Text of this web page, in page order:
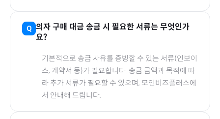
의자구매 대금 송금 시 필요한 서류는 무엇인가
요?
기본적으로 송금 사유를 증빙할 수 있는 서류(인보이
스, 계약서 등)가 필요합니다. 송금 금액과 목적에 따
라 추가 서류가 필요할 수 있으며, 모인비즈플러스에
서 안내해 드립니다.